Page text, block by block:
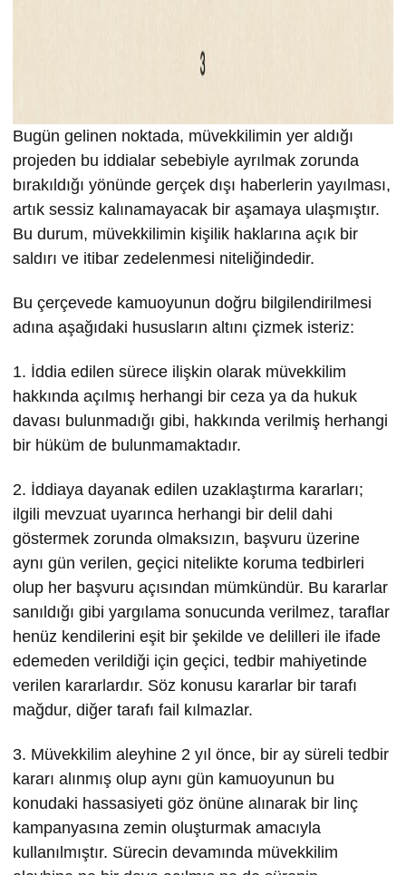
Bugün gelinen noktada, müvekkilimin yer aldığı
projeden bu iddialar sebebiyle ayrılmak zorunda
bırakıldığı yönünde gerçek dışı haberlerin yayılması,
artık sessiz kalınamayacak bir aşamaya ulaşmıştır.
Bu durum, müvekkilimin kişilik haklarına açık bir
saldırı ve itibar zedelenmesi niteliğindedir.
Bu çerçevede kamuoyunun doğru bilgilendirilmesi
adına aşağıdaki hususların altını çizmek isteriz:
1. İddia edilen sürece ilişkin olarak müvekkilim
hakkında açılmış herhangi bir ceza ya da hukuk
davası bulunmadığı gibi, hakkında verilmiş herhangi
bir hüküm de bulunmamaktadır.
2. İddiaya dayanak edilen uzaklaştırma kararları;
ilgili mevzuat uyarınca herhangi bir delil dahi
göstermek zorunda olmaksızın, başvuru üzerine
aynı gün verilen, geçici nitelikte koruma tedbirleri
olup her başvuru açısından mümkündür. Bu kararlar
sanıldığı gibi yargılama sonucunda verilmez, taraflar
henüz kendilerini eşit bir şekilde ve delilleri ile ifade
edemeden verildiği için geçici, tedbir mahiyetinde
verilen kararlardır. Söz konusu kararlar bir tarafı
mağdur, diğer tarafı fail kılmazlar.
3. Müvekkilim aleyhine 2 yıl önce, bir ay süreli tedbir
kararı alınmış olup aynı gün kamuoyunun bu
konudaki hassasiyeti göz önüne alınarak bir linç
kampanyasına zemin oluşturmak amacıyla
kullanılmıştır. Sürecin devamında müvekkilim